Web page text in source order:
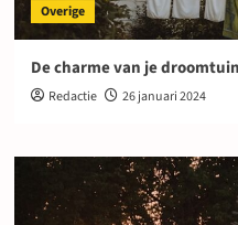
Overige
De charme van je
Redactie 26 januari 2024